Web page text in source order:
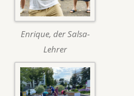
Enrique, der Salsa-
Lehrer